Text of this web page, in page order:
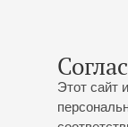
Этот сайт